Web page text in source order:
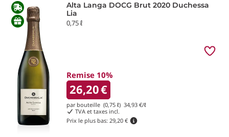
Alta Langa DOCG Brut 2020 Duchessa
Lia
0,75 ℓ
Remise 10%
26,20€
par bouteille (0,75 ℓ) 34,93 €/ℓ
TVA et taxes incl.
Prix le plus bas: 29,20 €